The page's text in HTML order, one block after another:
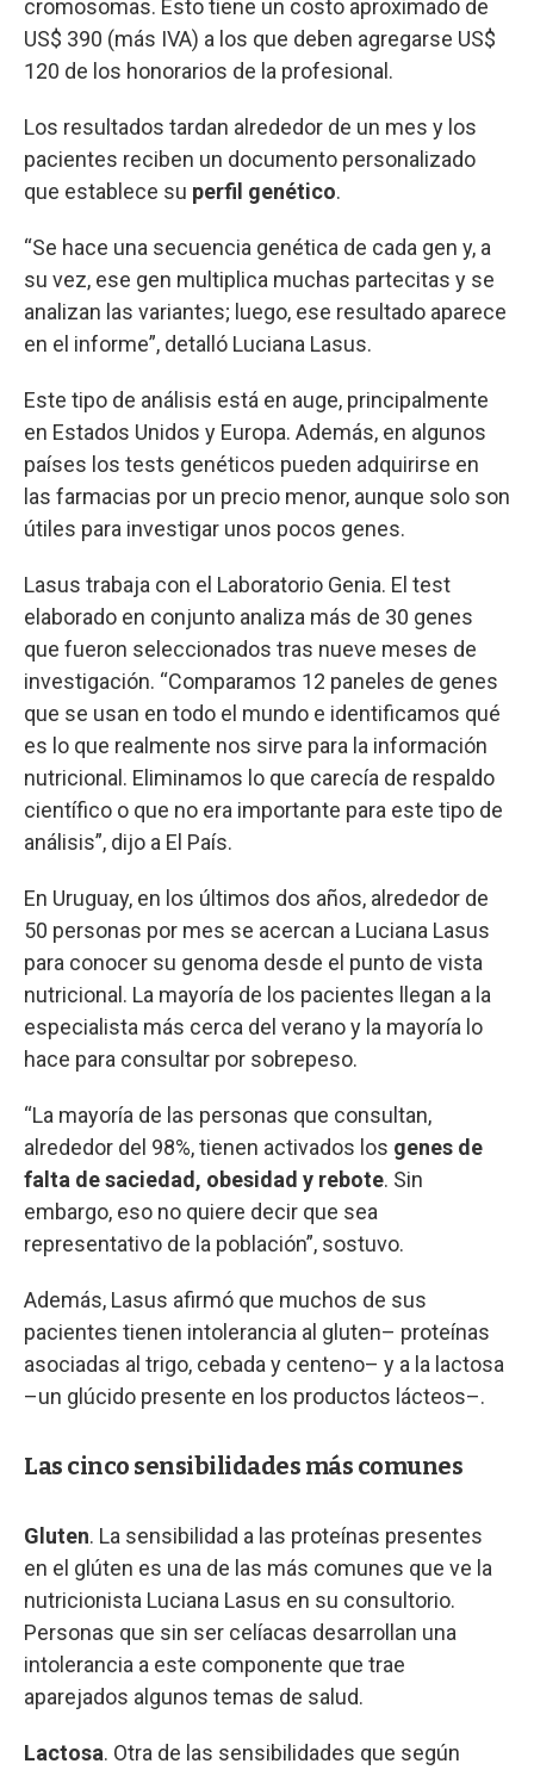
cromosomas. Esto tiene un costo aproximado de
US$ 390 (más IVA) a los que deben agregarse US$
120 de los honorarios de la profesional.
Los resultados tardan alrededor de un mes y los
pacientes reciben un documento personalizado
que establece su perfil genético.
“Se hace una secuencia genética de cada gen y, a
su vez, ese gen multiplica muchas partecitas y se
analizan las variantes; luego, ese resultado aparece
en el informe”, detalló Luciana Lasus.
Este tipo de análisis está en auge, principalmente
en Estados Unidos y Europa. Además, en algunos
países los tests genéticos pueden adquirirse en
las farmacias por un precio menor, aunque solo son
útiles para investigar unos pocos genes.
Lasus trabaja con el Laboratorio Genia. El test
elaborado en conjunto analiza más de 30 genes
que fueron seleccionados tras nueve meses de
investigación. “Comparamos 12 paneles de genes
que se usan en todo el mundo e identificamos qué
es lo que realmente nos sirve para la información
nutricional. Eliminamos lo que carecía de respaldo
científico o que no era importante para este tipo de
análisis”, dijo a El País.
En Uruguay, en los últimos dos años, alrededor de
50 personas por mes se acercan a Luciana Lasus
para conocer su genoma desde el punto de vista
nutricional. La mayoría de los pacientes llegan a la
especialista más cerca del verano y la mayoría lo
hace para consultar por sobrepeso.
“La mayoría de las personas que consultan,
alrededor del 98%, tienen activados los genes de
falta de saciedad, obesidad y rebote. Sin
embargo, eso no quiere decir que sea
representativo de la población”, sostuvo.
Además, Lasus afirmó que muchos de sus
pacientes tienen intolerancia al gluten– proteínas
asociadas al trigo, cebada y centeno– y a la lactosa
–un glúcido presente en los productos lácteos–.
Las cinco sensibilidades más comunes
Gluten. La sensibilidad a las proteínas presentes
en el glúten es una de las más comunes que ve la
nutricionista Luciana Lasus en su consultorio.
Personas que sin ser celíacas desarrollan una
intolerancia a este componente que trae
aparejados algunos temas de salud.
Lactosa. Otra de las sensibilidades que según